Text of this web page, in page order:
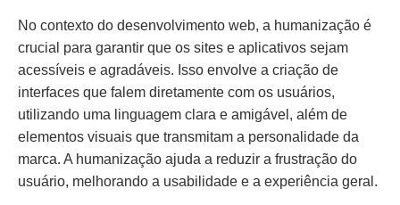
No contexto do desenvolvimento web, a humanização é
crucial para garantir que os sites e aplicativos sejam
acessíveis e agradáveis. Isso envolve a criação de
interfaces que falem diretamente com os usuários,
utilizando uma linguagem clara e amigável, além de
elementos visuais que transmitam a personalidade da
marca. A humanização ajuda a reduzir a frustração do
usuário, melhorando a usabilidade e a experiência geral.